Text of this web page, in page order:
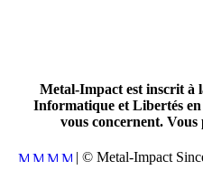
Metal-Impact est inscrit à
Informatique et Libertés en
vous concernent.
| © Metal-Impact